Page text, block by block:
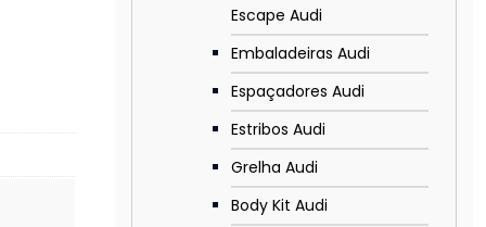
Escape Audi
Embaladeiras Audi
Espaçadores Audi
Estribos Audi
Grelha Audi
Body Kit Audi